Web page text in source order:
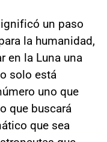
un paso
la humanidad,
en la Luna una
solo está
uno que
que buscará
que sea